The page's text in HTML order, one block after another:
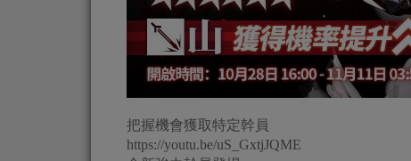
把握機會獲取特定幹員
https://youtu.be/uS_GxtjJQME